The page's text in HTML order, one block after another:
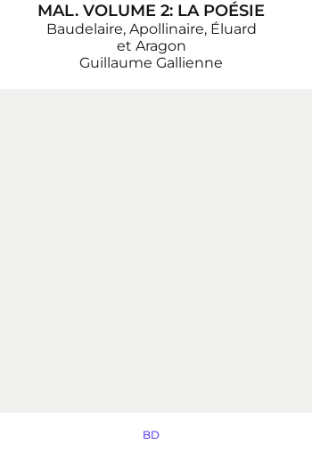
MAL. VOLUME 2: LA POÉSIE
Baudelaire, Apollinaire, Éluard
et Aragon
Guillaume Gallienne
BD